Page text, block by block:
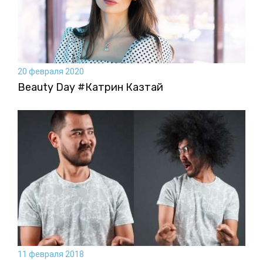
20 февраля 2020
Beauty Day #Катрин Казтай
11 февраля 2018